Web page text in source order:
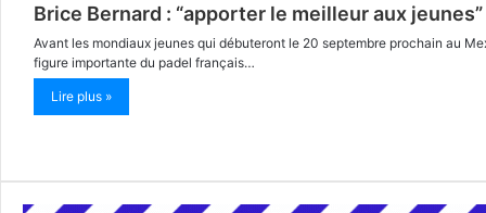
Brice Bernard : “apporter le meilleur aux jeunes”
Avant les mondiaux jeunes qui débuteront le 20 septembre prochain au
figure importante du padel français…
Lire plus »